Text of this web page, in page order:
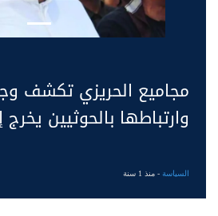
مجاميع الحريزي تكشف
وارتباطها بالحوثيين
السياسة- منذ 1 سنة